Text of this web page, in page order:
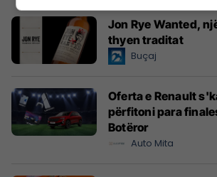
Jon Rye Wanted,
thyen traditat
Buçaj
Oferta e Renault
përfitoni para
Botëror
Auto Mita